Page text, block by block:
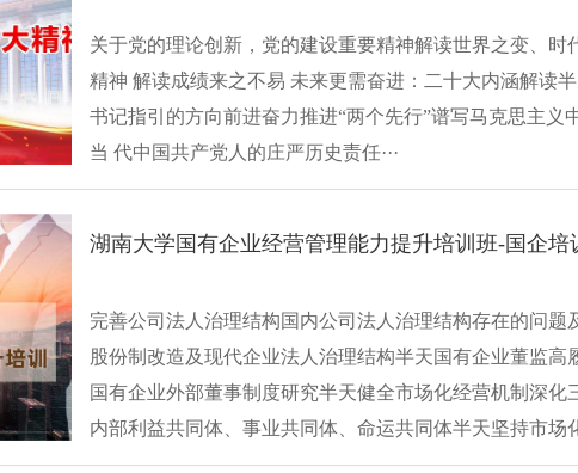
关于党的理论创新，党的建设重要精神解读世界之变、时
精神 解读成绩来之不易 未来更需奋进：二十大内涵解读
书记指引的方向前进奋力推进“两个先行”谱写马克思主义
当 代中国共产党人的庄严历史责任···
湖南大学国有企业经营管理能力提升培训班-国企培
完善公司法人治理结构国内公司法人治理结构存在的问题
股份制改造及现代企业法人治理结构半天国有企业董监高
国有企业外部董事制度研究半天健全市场化经营机制深化
内部利益共同体、事业共同体、命运共同体半天坚持市场
度改革半天国···